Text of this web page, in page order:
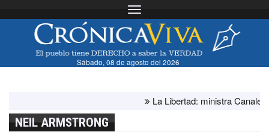
Toggle navigation
Sábado, 08 de agosto del 2026
La Libertad: ministra Canales
NEIL ARMSTRONG